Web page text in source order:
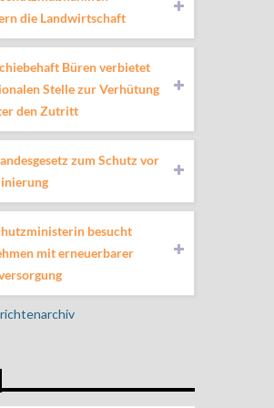
die Landwirtschaft
Büren verbietet
Stelle zur Verhütung
den Zutritt
zum Schutz vor
besucht
mit erneuerbarer